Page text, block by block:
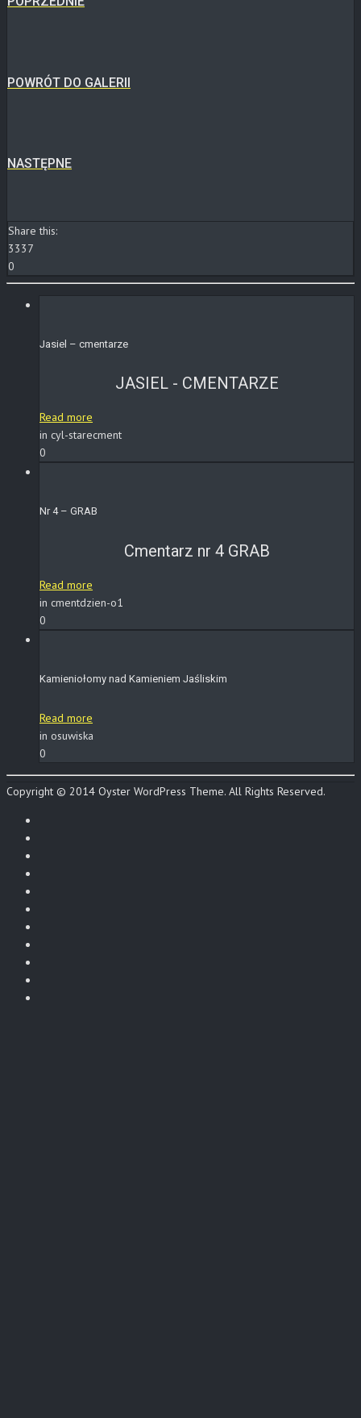
POWRÓT DO GALERII
NASTĘPNE
Share this:
3337
0
Jasiel – cmentarze
JASIEL - CMENTARZE
Read more
in cyl-starecment
0
Nr 4 – GRAB
Cmentarz nr 4 GRAB
Read more
in cmentdzien-o1
0
Kamieniołomy nad Kamieniem Jaśliskim
Read more
in osuwiska
0
Copyright © 2014 Oyster WordPress Theme. All Rights Reserved.